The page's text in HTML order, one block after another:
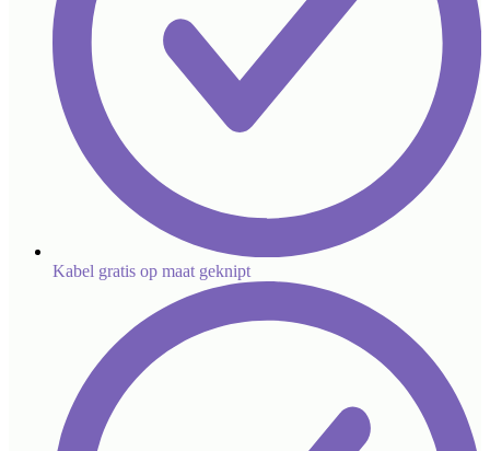
Kabel gratis op maat geknipt